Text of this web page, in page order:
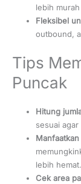
lebih
Fleksibel
outbound,
Tips
Puncak
Hitung
sesuai
lebih hemat.
Cek area